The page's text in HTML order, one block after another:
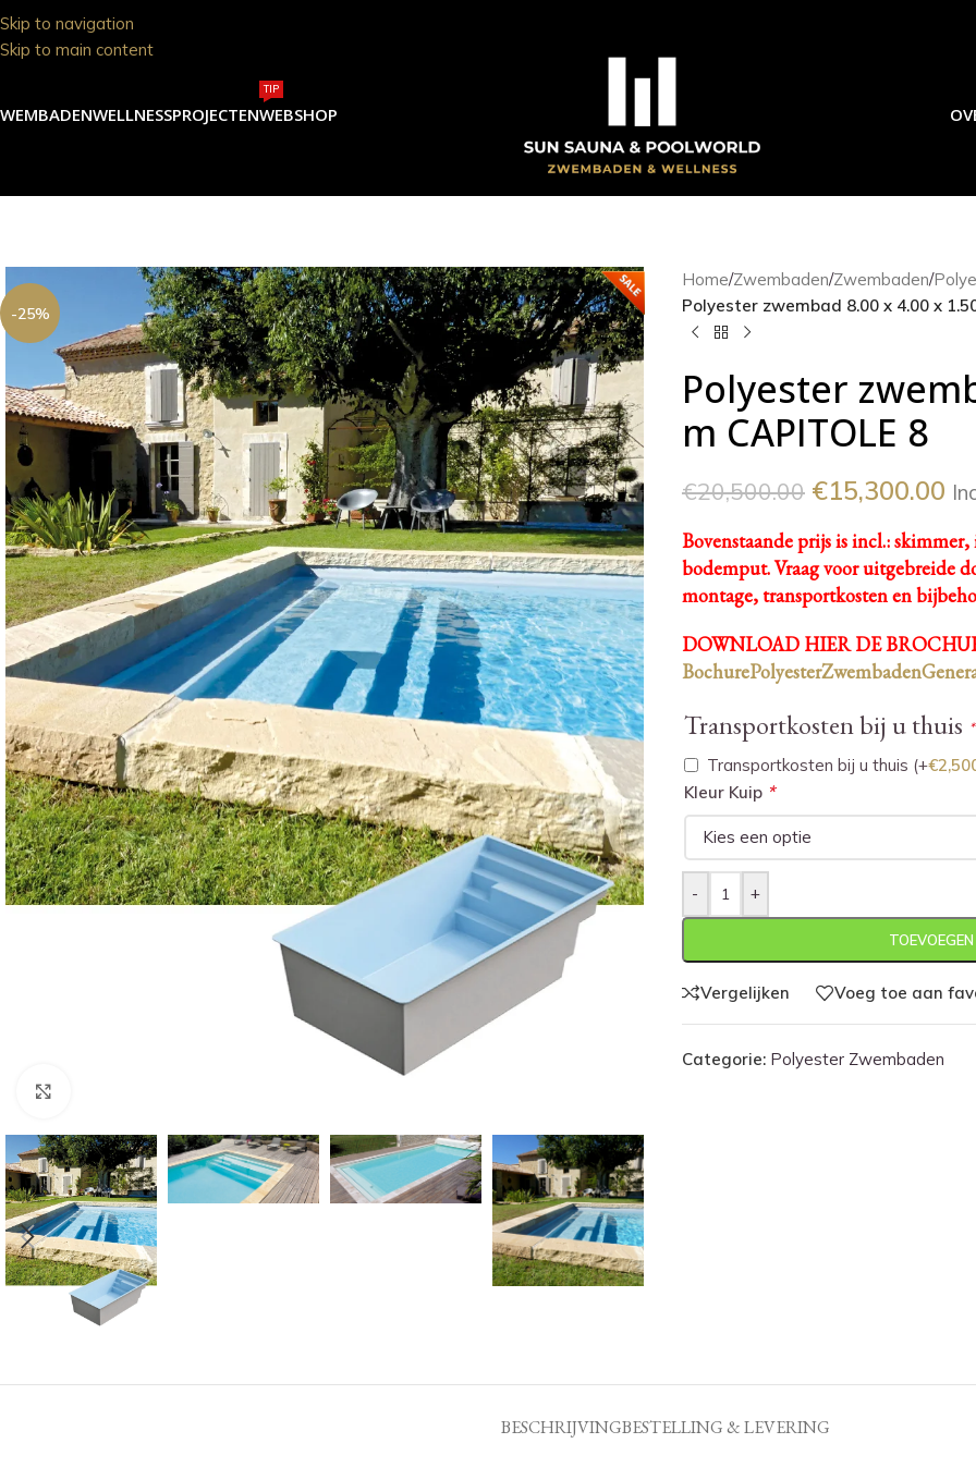
Skip to navigation
Skip to main content
WELLNESSPROJECTENWEBSHOP
TIP
-25%
Home/Zwembaden/Zwembaden/
Polyester zwembad 8.00 x 4.00 x
Polyester
m CAPITOLE 8
€20,500.00 €15,300.00
Bovenstaande prijs is incl.:
bodemput.Vraag voor uitgebreide
montage, transportkosten en
DOWNLOAD HIER DE
Transportkosten bij u thuis *
Transportkosten bij u thuis (+€
Kleur Kuip *
- +
Vergelijken Voeg toe aan
Categorie: Polyester Zwembaden
BESCHRIJVINGBESTELLING & LEVERING